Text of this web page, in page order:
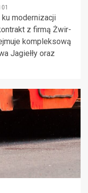
ku modernizacji
z firmą Żwir-
kompleksową
Jagiełły oraz